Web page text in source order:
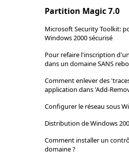
Partition Magic 7.0
Microsoft Security Toolkit:
Windows 2000 sécurisé
Pour refaire l'inscription
dans un domaine SANS
Comment enlever des
application dans 'Add-
Configurer le réseau sous
Distribution de Windows
Comment installer un
domaine ?